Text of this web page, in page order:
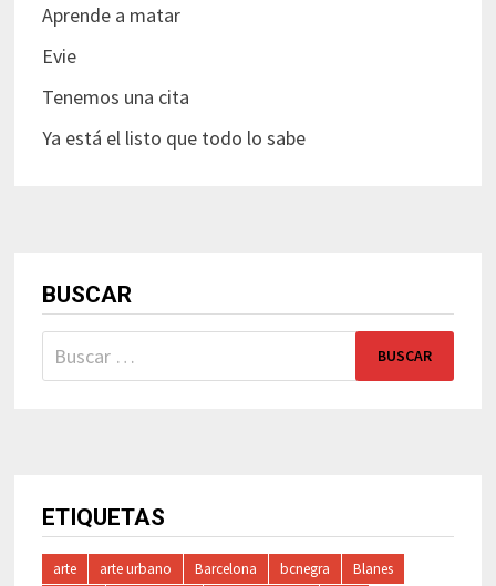
Aprende a matar
Evie
Tenemos una cita
Ya está el listo que todo lo sabe
BUSCAR
Buscar:
ETIQUETAS
arte arte urbano Barcelona bcnegra Blanes